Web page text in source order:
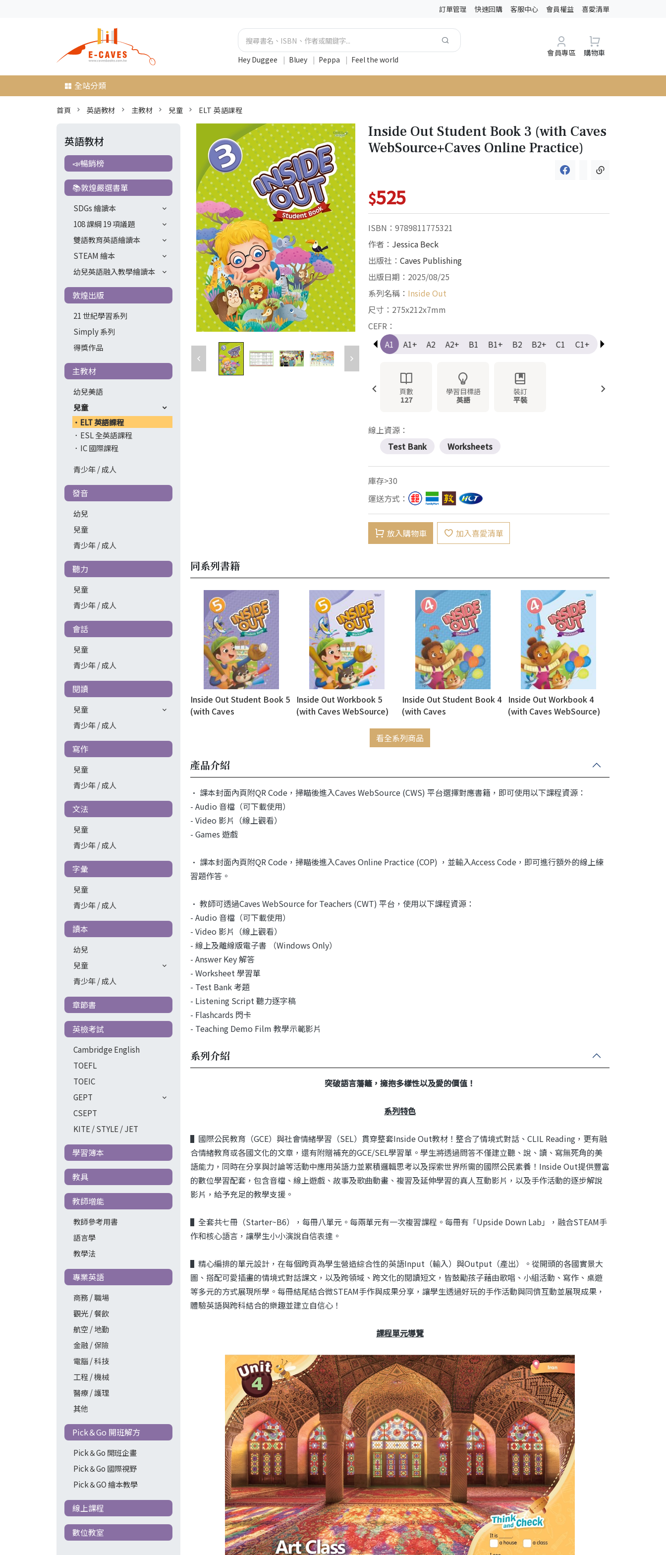
訂單管理 快速回購 客服中心 會員權益 喜愛清單
Hey Duggee | Bluey | Peppa | Feel the world
會員專區 購物車
全站分類
首頁 英語教材 主教材 兒童 ELT 英語課程
英語教材
📣暢銷榜
📚敦煌嚴選書單
SDGs 繪讀本
108 課綱 19 項議題
雙語教育英語繪讀本
STEAM 繪本
幼兒英語融入教學繪讀本
敦煌出版
21 世紀學習系列
Simply 系列
得獎作品
主教材
幼兒美語
兒童
ELT 英語課程
ESL 全英語課程
IC 國際課程
青少年 / 成人
發音
幼兒
兒童
青少年 / 成人
聽力
兒童
青少年 / 成人
會話
兒童
青少年 / 成人
閱讀
兒童
青少年 / 成人
寫作
兒童
青少年 / 成人
文法
兒童
青少年 / 成人
字彙
兒童
青少年 / 成人
讀本
幼兒
兒童
青少年 / 成人
章節書
英檢考試
Cambridge English
TOEFL
TOEIC
GEPT
CSEPT
KITE / STYLE / JET
學習簿本
教具
教師增能
教師參考用書
語言學
教學法
專業英語
商務 / 職場
觀光 / 餐飲
航空 / 地勤
金融 / 保險
電腦 / 科技
工程 / 機械
醫療 / 護理
其他
Pick＆Go 開班解方
Pick＆Go 開班企畫
Pick＆Go 國際視野
Pick＆GO 繪本教學
線上課程
數位教室
Inside Out Student Book 3 (with Caves
WebSource+Caves Online Practice)
$525
ISBN：9789811775321
作者： Jessica Beck
出版社：Caves Publishing
出版日期：2025/08/25
系列名稱： Inside Out
尺寸：275x212x7mm
CEFR：
Pre-A1
A1 A1+ A2 A2+ B1 B1+ B2 B2+ C1 C1+ C2
頁數
127
學習目標語
英語
裝訂
平裝
線上資源：
Test Bank
Worksheets
庫存>30
運送方式：
放入購物車 加入喜愛清單
同系列書籍
Inside Out Student Book 5
(with Caves
Inside Out Workbook 5
(with Caves WebSource)
Inside Out Student Book 4
(with Caves
Practice)
Inside Out Workbook 4
(with Caves WebSource)
看全系列商品
產品介紹
• 課本封面內頁附QR Code，掃瞄後進入Caves WebSource (CWS) 平台選擇對應書籍，即可使用以下課程資源：
- Audio 音檔（可下載使用）
- Video 影片（線上觀看）
- Games 遊戲
• 課本封面內頁附QR Code，掃瞄後進入Caves Online Practice (COP) ，並輸入Access Code，即可進行額外的線上練
習題作答。
• 教師可透過Caves WebSource for Teachers (CWT) 平台，使用以下課程資源：
- Audio 音檔（可下載使用）
- Video 影片（線上觀看）
- 線上及離線版電子書 （Windows Only）
- Answer Key 解答
- Worksheet 學習單
- Test Bank 考題
- Listening Script 聽力逐字稿
- Flashcards 閃卡
- Teaching Demo Film 教學示範影片
系列介紹
突破語言藩籬，擁抱多樣性以及愛的價值！
系列特色
▌國際公民教育（GCE）與社會情緒學習（SEL）貫穿整套Inside Out教材！整合了情境式對話、CLIL Reading，更有融
合情緒教育或各國文化的文章，還有附贈補充的GCE/SEL學習單。學生將透過問答不僅建立聽、說、讀、寫無死角的美
語能力，同時在分享與討論等活動中應用英語力並累積邏輯思考以及探索世界所需的國際公民素養！Inside Out提供豐富
的數位學習配套，包含音檔、線上遊戲、故事及歌曲動畫、複習及延伸學習的真人互動影片，以及手作活動的逐步解說
影片，給予充足的教學支援。
▌全套共七冊（Starter~B6），每冊八單元。每兩單元有一次複習課程。每冊有「Upside Down Lab」，融合STEAM手
作和核心語言，讓學生小小演說自信表達。
▌精心編排的單元設計，在每個跨頁為學生營造綜合性的英語Input（輸入）與Output（產出）。從開頭的各國實景大
圖、搭配可愛插畫的情境式對話課文，以及跨領域、跨文化的閱讀短文，皆鼓勵孩子藉由歌唱、小組活動、寫作、桌遊
等多元的方式展現所學。每冊結尾結合微STEAM手作與成果分享，讓學生透過好玩的手作活動與同儕互動並展現成果，
體驗英語與跨科結合的樂趣並建立自信心！
課程單元導覽